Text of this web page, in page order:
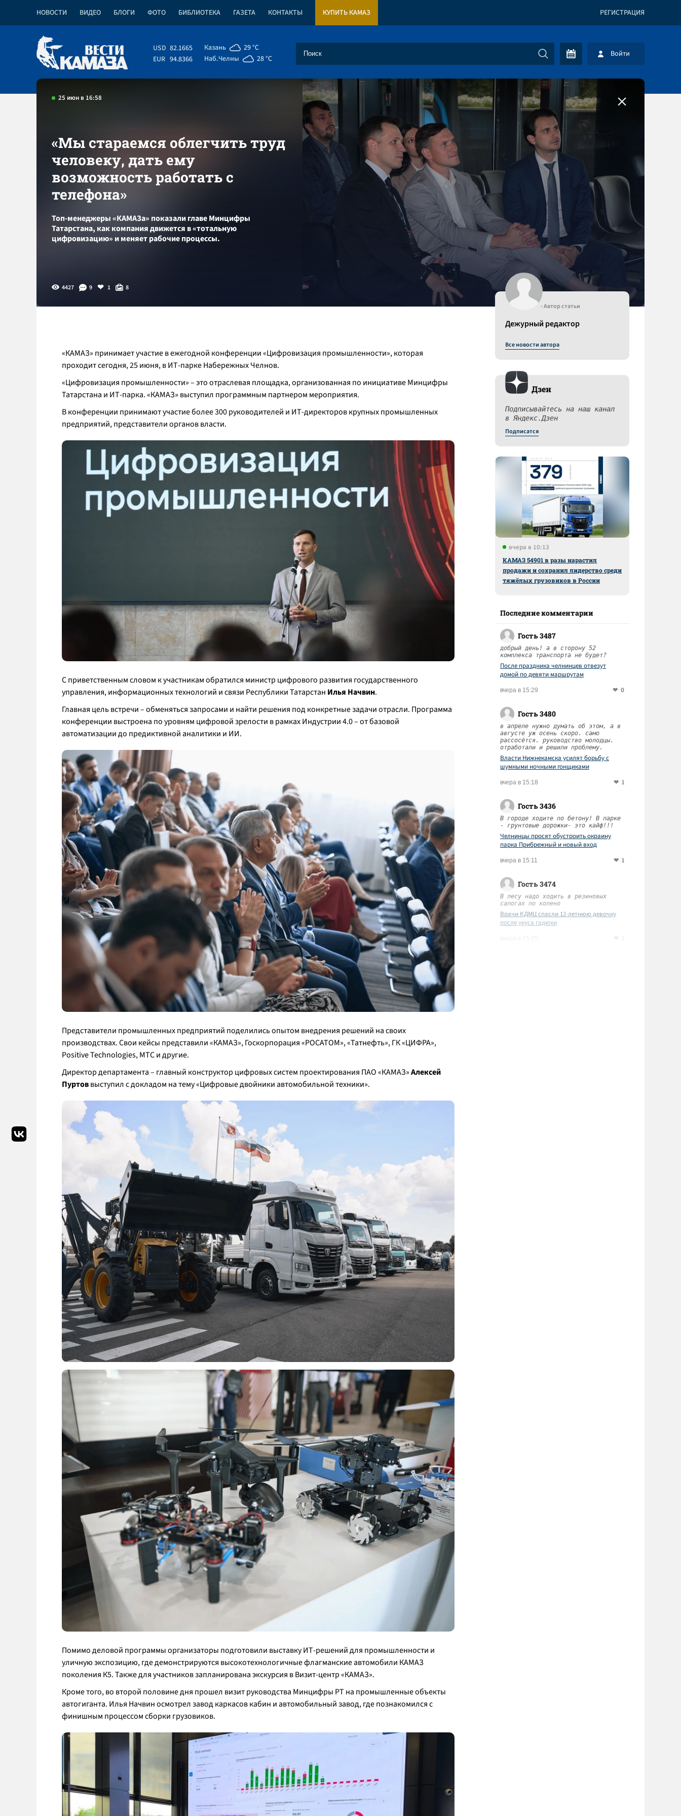
НОВОСТИ ВИДЕО БЛОГИ ФОТО БИБЛИОТЕКА ГАЗЕТА КОНТАКТЫ КУПИТЬ КАМАЗ РЕГИСТРАЦИЯ
USD 82.1665
EUR 94.8366
Казань
29 °C
Наб.Челны
28 °C Войти
25 июн в 16:58
«Мы стараемся облегчить труд
человеку, дать ему
возможность работать с
телефона»
Топ-менеджеры «КАМАЗа» показали главе Минцифры
Татарстана, как компания движется в «тотальную
цифровизацию» и меняет рабочие процессы.
4427 9 1 8
«КАМАЗ» принимает участие в ежегодной конференции «Цифровизация промышленности», которая
проходит сегодня, 25 июня, в ИТ-парке Набережных Челнов.
«Цифровизация промышленности» – это отраслевая площадка, организованная по инициативе Минцифры
Татарстана и ИТ-парка. «КАМАЗ» выступил программным партнером мероприятия.
В конференции принимают участие более 300 руководителей и ИТ-директоров крупных промышленных
предприятий, представители органов власти.
С приветственным словом к участникам обратился министр цифрового развития государственного
управления, информационных технологий и связи Республики Татарстан Илья Начвин.
Главная цель встречи – обменяться запросами и найти решения под конкретные задачи отрасли. Программа
конференции выстроена по уровням цифровой зрелости в рамках Индустрии 4.0 – от базовой
автоматизации до предиктивной аналитики и ИИ.
Представители промышленных предприятий поделились опытом внедрения решений на своих
производствах. Свои кейсы представили «КАМАЗ», Госкорпорация «РОСАТОМ», «Татнефть», ГК «ЦИФРА»,
Positive Technologies, МТС и другие.
Директор департамента – главный конструктор цифровых систем проектирования ПАО «КАМАЗ»Алексей
Пуртоввыступил с докладом на тему «Цифровые двойники автомобильной техники».
Помимо деловой программы организаторы подготовили выставку ИТ-решений для промышленности и
уличную экспозицию, где демонстрируются высокотехнологичные флагманские автомобили КАМАЗ
поколения К5. Также для участников запланирована экскурсия в Визит-центр «КАМАЗ».
Кроме того, во второй половине дня прошел визит руководства Минцифры РТ на промышленные объекты
автогиганта. Илья Начвин осмотрел завод каркасов кабин и автомобильный завод, где познакомился с
финишным процессом сборки грузовиков.
- Автор статьи
Дежурный редактор
Все новости автора
Дзен
Подписывайтесь на наш канал
в Яндекс.Дзен
Подписатся
вчера в 10:13
КАМАЗ 54901 в разы нарастил
продажи и сохранил лидерство среди
тяжёлых грузовиков в России
Последние комментарии
Гость 3487
добрый день! а в сторону 52
комплекса транспорта не будет?
После праздника челнинцев отвезут
домой по девяти маршрутам
вчера в 15:29 0
Гость 3480
в апреле нужно думать об этом, а в
августе уж осень скоро. само
рассосётся. руководство молодцы.
отработали и решили проблему.
Власти Нижнекамска усилят борьбу с
шумными ночными гонщиками
вчера в 15:18 1
Гость 3436
В городе ходите по бетону! В парке
- грунтовые дорожки- это кайф!!!
Челнинцы просят обустроить окраину
парка Прибрежный и новый вход
вчера в 15:11 1
Гость 3474
В лесу надо ходить в резиновых
сапогах по колено
Врачи КДМЦ спасли 12-летнюю девочку
после укуса гадюки